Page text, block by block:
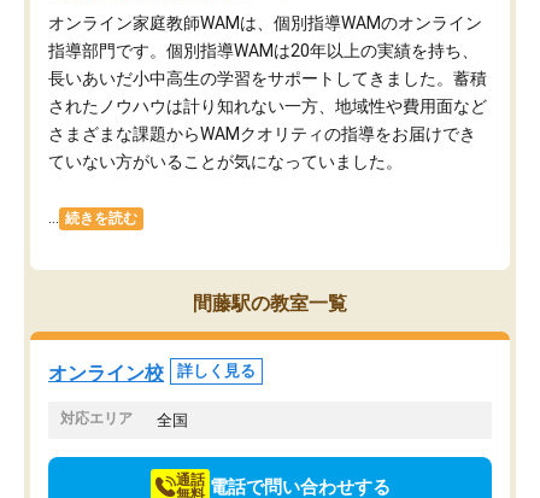
オンライン家庭教師WAMは、個別指導WAMのオンライン
指導部門です。個別指導WAMは20年以上の実績を持ち、
長いあいだ小中高生の学習をサポートしてきました。蓄積
されたノウハウは計り知れない一方、地域性や費用面など
さまざまな課題からWAMクオリティの指導をお届けでき
ていない方がいることが気になっていました。
続きを読む
間藤駅の教室一覧
オンライン校 詳しく見る
対応エリア 全国
通話
無料 電話で問い合わせする